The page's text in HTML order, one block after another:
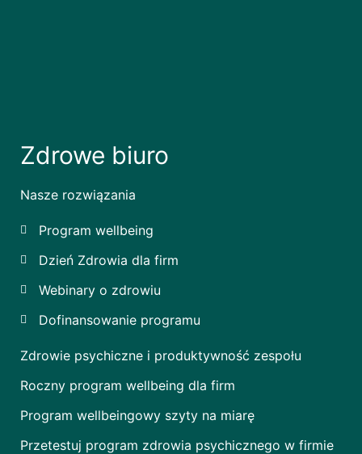
Zdrowe biuro
Nasze rozwiązania
Program wellbeing
Dzień Zdrowia dla firm
Webinary o zdrowiu
Dofinansowanie programu
Zdrowie psychiczne i produktywność zespołu
Roczny program wellbeing dla firm
Program wellbeingowy szyty na miarę
Przetestuj program zdrowia psychicznego w firmie